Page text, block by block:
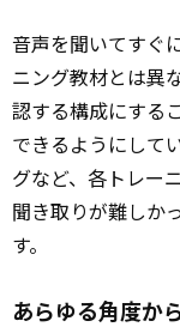
音声を聞いてすぐ
ニング教材とは異
認する構成にする
できるようにして
グなど、各トレー
聞き取りが難しか
す。
あらゆる角度か